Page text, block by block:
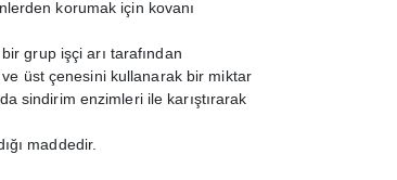
korumak için kovanı
grup işçi arı tarafından
üst çenesini kullanarak bir miktar
sindirim enzimleri ile karıştırarak
maddedir.